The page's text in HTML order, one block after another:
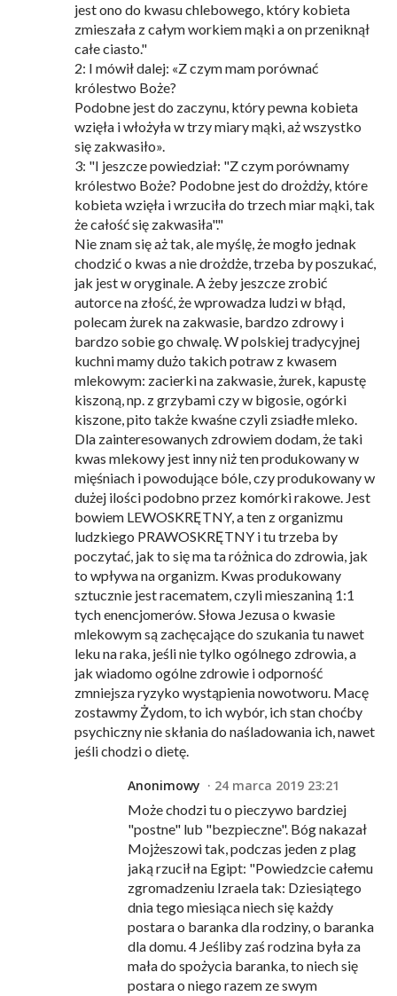
jest ono do kwasu chlebowego, który kobieta
zmieszała z całym workiem mąki a on przeniknął
całe ciasto."
2: I mówił dalej: «Z czym mam porównać
królestwo Boże?
Podobne jest do zaczynu, który pewna kobieta
wzięła i włożyła w trzy miary mąki, aż wszystko
się zakwasiło».
3: "I jeszcze powiedział: "Z czym porównamy
królestwo Boże? Podobne jest do drożdży, które
kobieta wzięła i wrzuciła do trzech miar mąki, tak
że całość się zakwasiła"."
Nie znam się aż tak, ale myślę, że mogło jednak
chodzić o kwas a nie drożdże, trzeba by poszukać,
jak jest w oryginale. A żeby jeszcze zrobić
autorce na złość, że wprowadza ludzi w błąd,
polecam żurek na zakwasie, bardzo zdrowy i
bardzo sobie go chwalę. W polskiej tradycyjnej
kuchni mamy dużo takich potraw z kwasem
mlekowym: zacierki na zakwasie, żurek, kapustę
kiszoną, np. z grzybami czy w bigosie, ogórki
kiszone, pito także kwaśne czyli zsiadłe mleko.
Dla zainteresowanych zdrowiem dodam, że taki
kwas mlekowy jest inny niż ten produkowany w
mięśniach i powodujące bóle, czy produkowany w
dużej ilości podobno przez komórki rakowe. Jest
bowiem LEWOSKRĘTNY, a ten z organizmu
ludzkiego PRAWOSKRĘTNY i tu trzeba by
poczytać, jak to się ma ta różnica do zdrowia, jak
to wpływa na organizm. Kwas produkowany
sztucznie jest racematem, czyli mieszaniną 1:1
tych enencjomerów. Słowa Jezusa o kwasie
mlekowym są zachęcające do szukania tu nawet
leku na raka, jeśli nie tylko ogólnego zdrowia, a
jak wiadomo ogólne zdrowie i odporność
zmniejsza ryzyko wystąpienia nowotworu. Macę
zostawmy Żydom, to ich wybór, ich stan choćby
psychiczny nie skłania do naśladowania ich, nawet
jeśli chodzi o dietę.
Anonimowy
24 marca 2019 23:21
Może chodzi tu o pieczywo bardziej
"postne" lub "bezpieczne". Bóg nakazał
Mojżeszowi tak, podczas jeden z plag
jaką rzucił na Egipt: "Powiedzcie całemu
zgromadzeniu Izraela tak: Dziesiątego
dnia tego miesiąca niech się każdy
postara o baranka dla rodziny, o baranka
dla domu. 4 Jeśliby zaś rodzina była za
mała do spożycia baranka, to niech się
postara o niego razem ze swym